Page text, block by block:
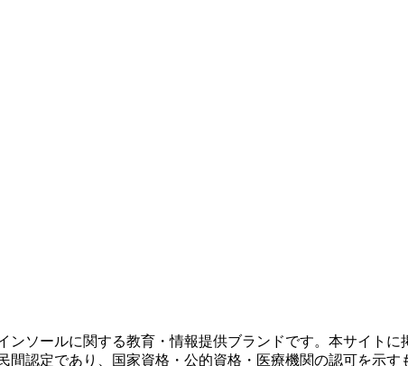
ンソールに関する教育・情報提供ブランドです。本サイト
認定であり、国家資格・公的資格・医療機関の認可を示す